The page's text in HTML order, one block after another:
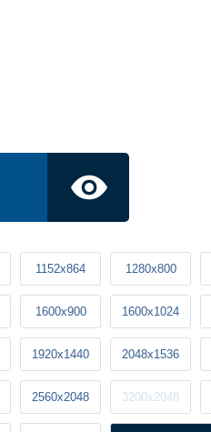
1152x864 1280x800
1600x900 1600x1024
1920x1440 2048x1536
2560x2048 3200x2048